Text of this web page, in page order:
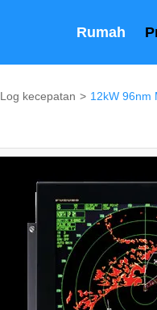
Rumah
Log kecepatan > 12kW 96nm